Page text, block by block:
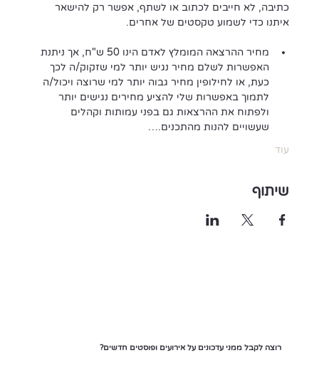
כתיבה, לא חייבים לכתוב או לשתף, אפשר רק להישאר
איתנו כדי לשמוע טקסטים של אחרים.
מחיר ההרצאה המומלץ לאדם הינו 50 ש"ח, אך ניתנת
האפשרות לשלם מחיר נגיש יותר למי שזקוק/ה לכך
כעת, או לחילופין מחיר גבוה יותר למי שרוצה ויכול/ה
לתמוך באפשרות שלי להציע מחירים נגישים יותר
ולפתוח את ההרצאות גם בפני עמותות וקהלים
שעשויים להנות מהתכנים.…
עוד
שיתוף
רוצה לקבל ממני עדכונים על אירועים ופוסטים חדשים?